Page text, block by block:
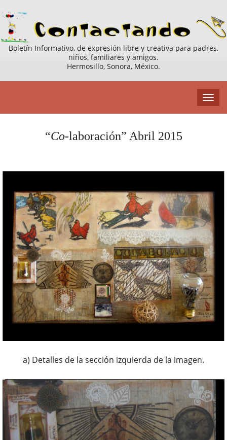
Boletín Informativo, de expresión libre y creativa para padres,
niños, familiares y amigos.
Hermosillo, Sonora, México.
“Co-laboración” Abril 2015
a) Detalles de la sección izquierda de la imagen.